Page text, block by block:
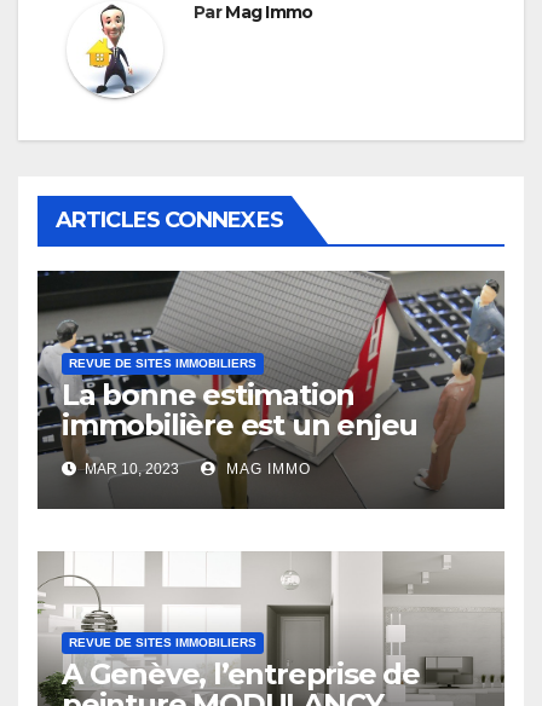
ParMag Immo
ARTICLES CONNEXES
REVUE DE SITES IMMOBILIERS
La bonne estimation
immobilière est un enjeu
MAR 10, 2023 MAG IMMO
REVUE DE SITES IMMOBILIERS
A Genève, l’entreprise de